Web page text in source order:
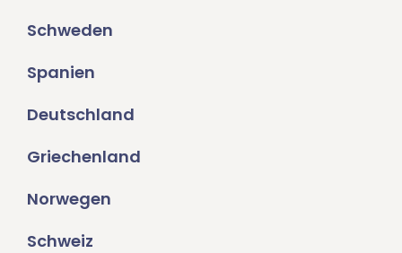
Schweden
Spanien
Deutschland
Griechenland
Norwegen
Schweiz